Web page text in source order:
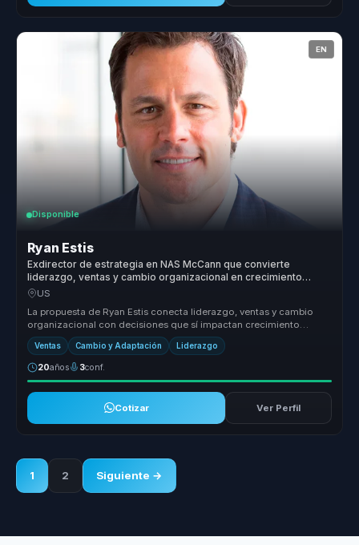
EN
Disponible
Ryan Estis
Exdirector de estrategia en NAS McCann que convierte
liderazgo, ventas y cambio organizacional en crecimiento
comercial para empresas.
US
La propuesta de Ryan Estis conecta liderazgo, ventas y cambio
organizacional con decisiones que sí impactan crecimiento
comercial. Desde ...
Ventas Cambio y Adaptación Liderazgo
20años 3conf.
Cotizar Ver Perfil
1 2 Siguiente →